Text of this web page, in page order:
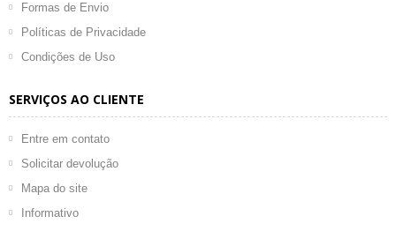
Formas de Envio
Políticas de Privacidade
Condições de Uso
SERVIÇOS AO CLIENTE
Entre em contato
Solicitar devolução
Mapa do site
Informativo